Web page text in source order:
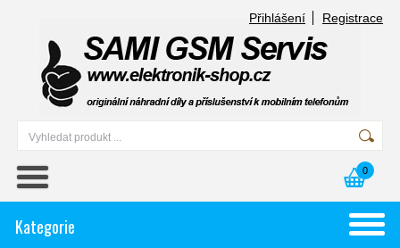
Přihlášení Registrace
0
Kategorie